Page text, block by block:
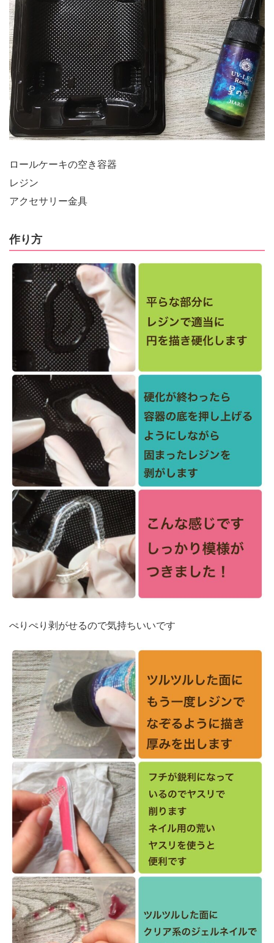
ロールケーキの空き容器
レジン
アクセサリー金具
作り方
ぺりぺり剥がせるので気持ちいいです